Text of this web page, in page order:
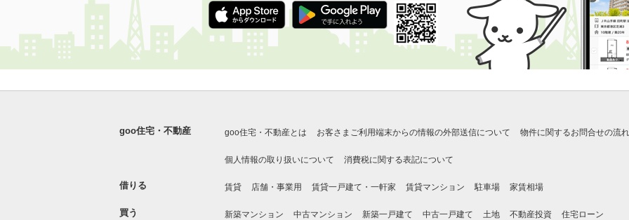
goo住宅・不動産 goo住宅・不動産とは お客さまご利用端末からの情報の外部送信について 物件に関するお問合せの流れ
個人情報の取り扱いについて 消費税に関する表記について
借りる 賃貸 店舗・事業用 賃貸一戸建て・一軒家 賃貸マンション 駐車場 家賃相場
買う 新築マンション 中古マンション 新築一戸建て 中古一戸建て 土地 不動産投資 住宅ローン